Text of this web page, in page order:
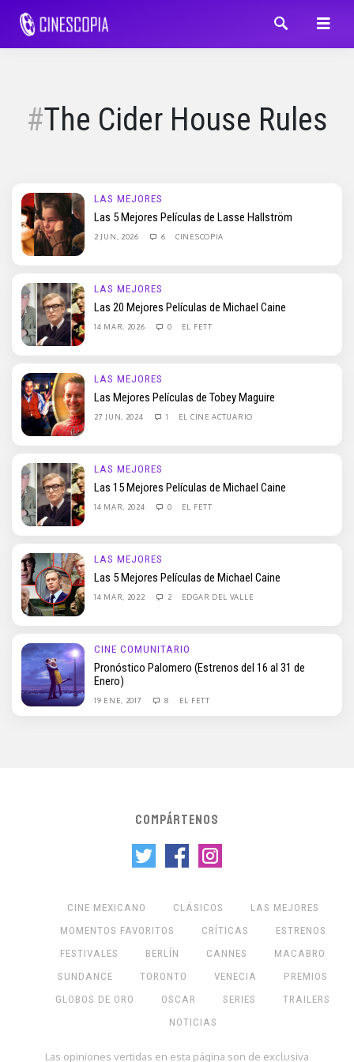
The Cider House Rules
LAS MEJORES
Las 5 Mejores Películas de Lasse Hallström
2 JUN, 2026 6 CINESCOPIA
LAS MEJORES
Las 20 Mejores Películas de Michael Caine
14 MAR, 2026 0 EL FETT
LAS MEJORES
Las Mejores Películas de Tobey Maguire
27 JUN, 2024 1 EL CINE ACTUARIO
LAS MEJORES
Las 15 Mejores Películas de Michael Caine
14 MAR, 2024 0 EL FETT
LAS MEJORES
Las 5 Mejores Películas de Michael Caine
14 MAR, 2022 2 EDGAR DEL VALLE
CINE COMUNITARIO
Pronóstico Palomero (Estrenos del 16 al 31 de
Enero)
19 ENE, 2017 8 EL FETT
COMPÁRTENOS
CINE MEXICANO CLÁSICOS
LAS MEJORES
MOMENTOS FAVORITOS
CRÍTICAS
ESTRENOS
FESTIVALES
BERLÍN CANNES
MACABRO
SUNDANCE
TORONTO VENECIA
PREMIOS
GLOBOS DE ORO
OSCAR SERIES
TRAILERS
NOTICIAS
Las opiniones vertidas en esta página son de exclusiva